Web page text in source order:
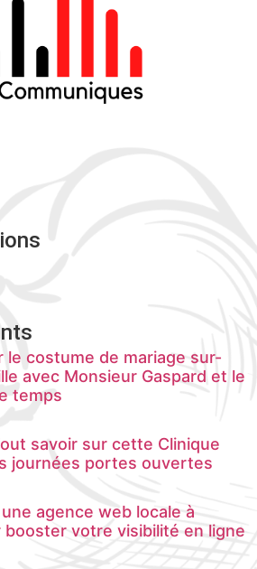
le costume de mariage sur-
avec Monsieur Gaspard et le
temps
savoir sur cette Clinique
journées portes ouvertes
agence web locale à
booster votre visibilité en ligne